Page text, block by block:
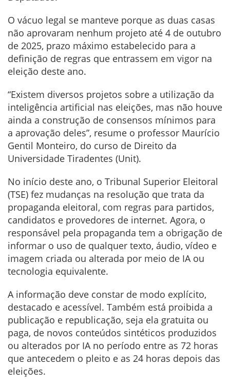
O vácuo legal se manteve porque as duas casas
não aprovaram nenhum projeto até 4 de outubro
de 2025, prazo máximo estabelecido para a
definição de regras que entrassem em vigor na
eleição deste ano.
“Existem diversos projetos sobre a utilização da
inteligência artificial nas eleições, mas não houve
ainda a construção de consensos mínimos para
a aprovação deles”, resume o professor Maurício
Gentil Monteiro, do curso de Direito da
Universidade Tiradentes (Unit).
No início deste ano, o Tribunal Superior Eleitoral
(TSE) fez mudanças na resolução que trata da
propaganda eleitoral, com regras para partidos,
candidatos e provedores de internet. Agora, o
responsável pela propaganda tem a obrigação de
informar o uso de qualquer texto, áudio, vídeo e
imagem criada ou alterada por meio de IA ou
tecnologia equivalente.
A informação deve constar de modo explícito,
destacado e acessível. Também está proibida a
publicação e republicação, seja ela gratuita ou
paga, de novos conteúdos sintéticos produzidos
ou alterados por IA no período entre as 72 horas
que antecedem o pleito e as 24 horas depois das
eleições.